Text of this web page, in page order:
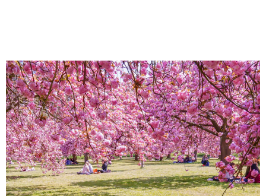
About